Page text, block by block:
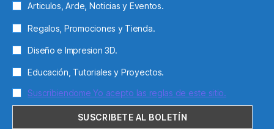
Articulos, Arde, Noticias y Eventos.
Regalos, Promociones y Tienda.
Diseño e Impresion 3D.
Educación, Tutoriales y Proyectos.
Suscribiendome Yo acepto las reglas de este sitio.